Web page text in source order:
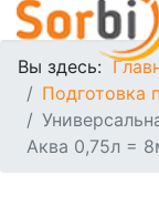
Вы здесь:
Подготовка
Аква 0,75л =